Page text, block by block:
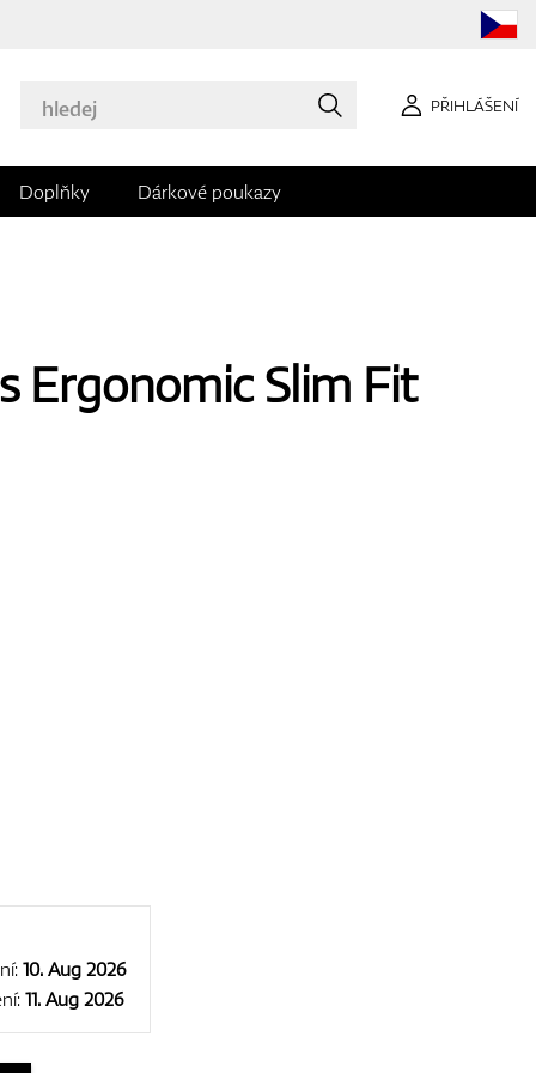
PŘIHLÁŠENÍ
Doplňky Dárkové poukazy
Ergonomic Slim Fit
10. Aug 2026
11. Aug 2026